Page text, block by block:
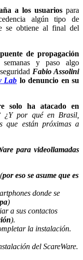
a los usuarios para
algún tipo de
se obtiene al final del
de propagación
y paso algo
Fabio Assolini
Lab lo denuncio en su
solo ha atacado en
¿Y por qué en Brasil,
que están próximas a
para videollamadas
por eso se asume que es
donde se
)
a sus contactos
).
la instalación.
del ScareWare.